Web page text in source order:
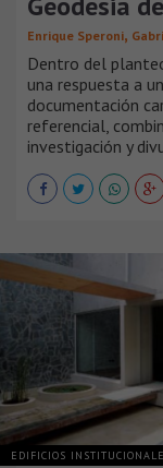
Enrique Speroni,
Dentro del
una respuesta a
documentación
referencial,
investigación y
EDIFICIOS